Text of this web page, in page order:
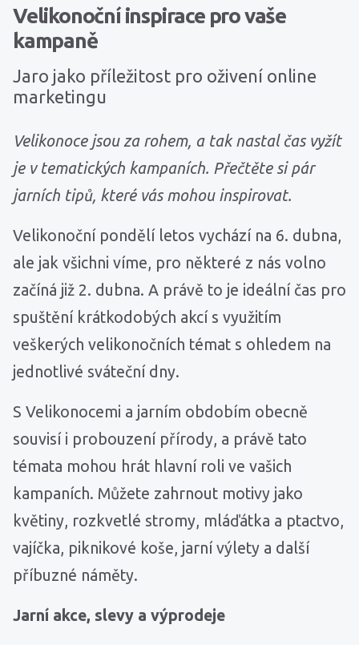
Velikonoční inspirace pro vaše
kampaně
Jaro jako příležitost pro oživení online
marketingu
Velikonoce jsou za rohem, a tak nastal čas vyžít
je v tematických kampaních. Přečtěte si pár
jarních tipů, které vás mohou inspirovat.
Velikonoční pondělí letos vychází na 6. dubna,
ale jak všichni víme, pro některé z nás volno
začíná již 2. dubna. A právě to je ideální čas pro
spuštění krátkodobých akcí s využitím
veškerých velikonočních témat s ohledem na
jednotlivé sváteční dny.
S Velikonocemi a jarním obdobím obecně
souvisí i probouzení přírody, a právě tato
témata mohou hrát hlavní roli ve vašich
kampaních. Můžete zahrnout motivy jako
květiny, rozkvetlé stromy, mláďátka a ptactvo,
vajíčka, piknikové koše, jarní výlety a další
příbuzné náměty.
Jarní akce, slevy a výprodeje